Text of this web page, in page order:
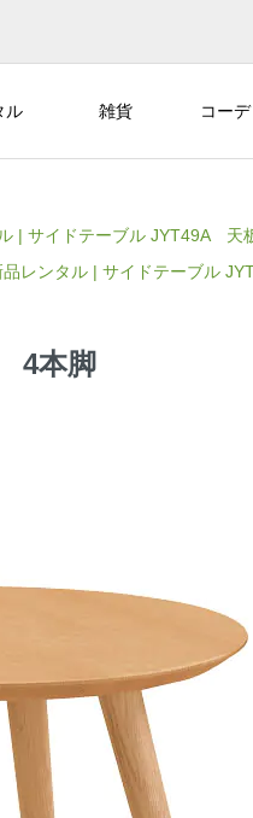
ル 雑貨 コー
| サイドテーブル JYT49A
品レンタル | サイドテーブル
4本脚